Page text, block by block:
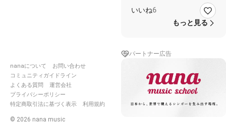
nanaについて
お問い合わせ
コミュニティガイドライン
よくある質問
運営会社
プライバシーポリシー
特定商取引法に基づく表示
利用規約
© 2026 nana music
素敵な伴奏ありがとです🎹
🖤君が思うよりも ‎🤍僕は
不安で寂しくて
いいね6
もっと見る
パートナー広告